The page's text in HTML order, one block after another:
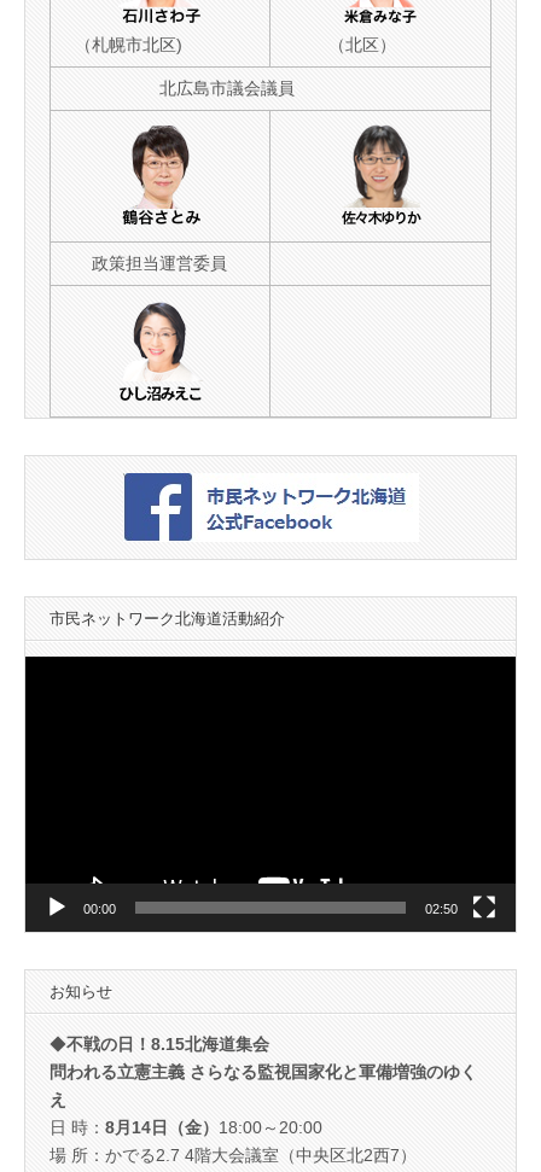
（札幌市北区) （北区）
北広島市議会議員
政策担当運営委員
市民ネットワーク北海道活動紹介
00:00 02:50
お知らせ
◆不戦の日！8.15北海道集会
問われる立憲主義 さらなる監視国家化と軍備増強のゆく
え
日 時： 8月14日（金） 18:00～20:00
場 所：かでる2.7 4階大会議室（中央区北2西7）